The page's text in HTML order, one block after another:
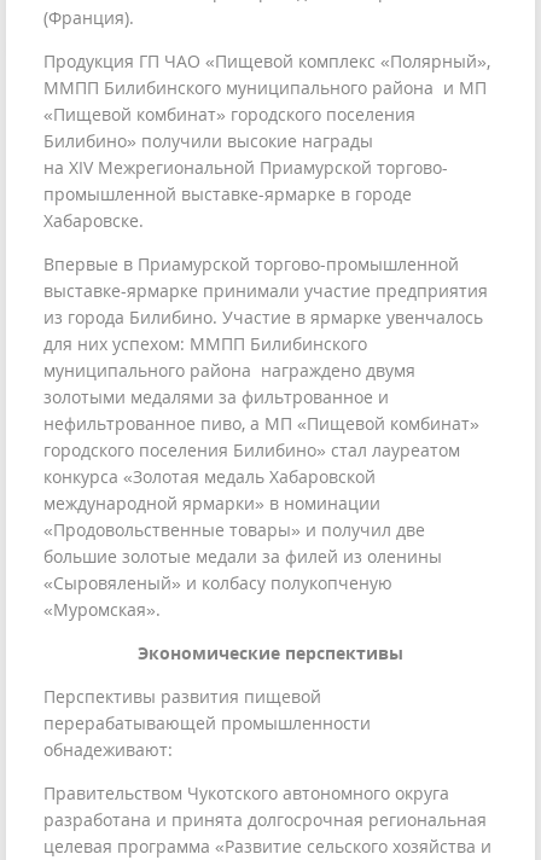
(Франция).
Продукция ГП ЧАО «Пищевой комплекс «Полярный»,
ММПП Билибинского муниципального района и МП
«Пищевой комбинат» городского поселения
Билибино» получили высокие награды
на XIV Межрегиональной Приамурской торгово-
промышленной выставке-ярмарке в городе
Хабаровске.
Впервые в Приамурской торгово-промышленной
выставке-ярмарке принимали участие предприятия
из города Билибино. Участие в ярмарке увенчалось
для них успехом: ММПП Билибинского
муниципального района награждено двумя
золотыми медалями за фильтрованное и
нефильтрованное пиво, а МП «Пищевой комбинат»
городского поселения Билибино» стал лауреатом
конкурса «Золотая медаль Хабаровской
международной ярмарки» в номинации
«Продовольственные товары» и получил две
большие золотые медали за филей из оленины
«Сыровяленый» и колбасу полукопченую
«Муромская».
Экономические перспективы
Перспективы развития пищевой
перерабатывающей промышленности
обнадеживают:
Правительством Чукотского автономного округа
разработана и принята долгосрочная региональная
целевая программа «Развитие сельского хозяйства и